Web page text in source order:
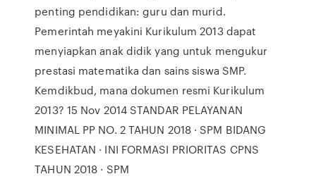
penting pendidikan: guru dan murid.
Pemerintah meyakini Kurikulum 2013 dapat
menyiapkan anak didik yang untuk mengukur
prestasi matematika dan sains siswa SMP.
Kemdikbud, mana dokumen resmi Kurikulum
2013? 15 Nov 2014 STANDAR PELAYANAN
MINIMAL PP NO. 2 TAHUN 2018 · SPM BIDANG
KESEHATAN · INI FORMASI PRIORITAS CPNS
TAHUN 2018 · SPM